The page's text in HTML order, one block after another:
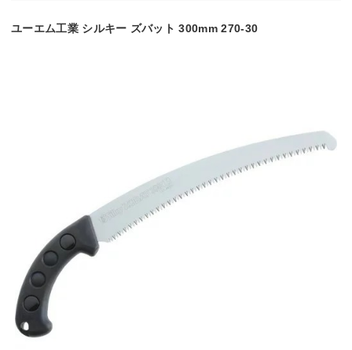
ユーエム工業 シルキー ズバット 300mm 270-30